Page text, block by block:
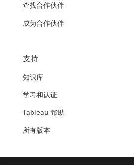
查找合作伙伴
成为合作伙伴
支持
知识库
学习和认证
Tableau 帮助
所有版本